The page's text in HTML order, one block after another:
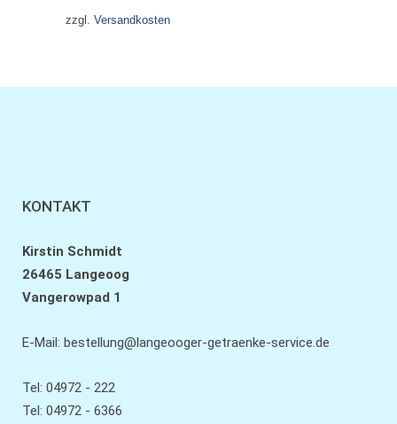
zzgl. Versandkosten
KONTAKT
Kirstin Schmidt
26465 Langeoog
Vangerowpad 1
E-Mail: bestellung@langeooger-getraenke-service.de
Tel: 04972 - 222
Tel: 04972 - 6366